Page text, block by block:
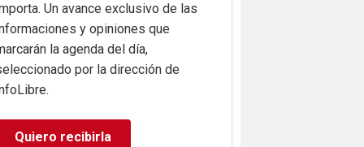
Un avance exclusivo de las
y opiniones que
la agenda del día,
por la dirección de
Quiero recibirla